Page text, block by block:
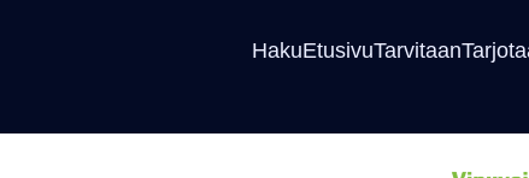
HakuEtusivuTarvitaan